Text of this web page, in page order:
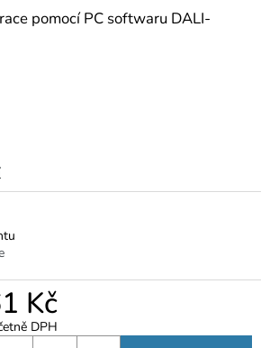
pomocí PC softwaru DALI-
Kč
DPH